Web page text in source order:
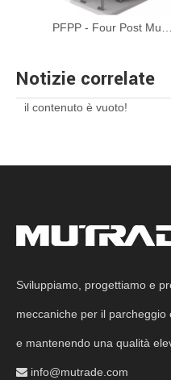
Notizie correlate
il contenuto è vuoto!
Sviluppiamo, progettiamo e
meccaniche per il
e mantenendo una qualità
 info@mutrade.com